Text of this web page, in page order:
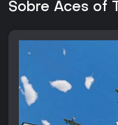
Sobre Aces of